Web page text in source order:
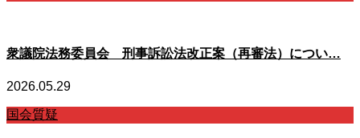
衆議院法務委員会 刑事訴訟法改正案（再審法）につい…
2026.05.29
国会質疑